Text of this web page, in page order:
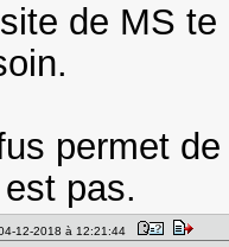
de MS
permet
pas.
12-2018 à 12:21:44